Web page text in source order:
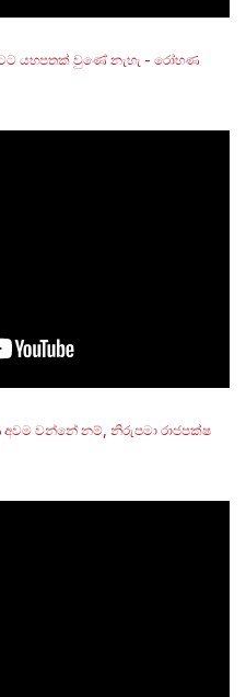
යහපතක් වුණේ නැහැ - රෝහණ
වන්නේ නම්, නිරුපමා රාජපක්ෂ